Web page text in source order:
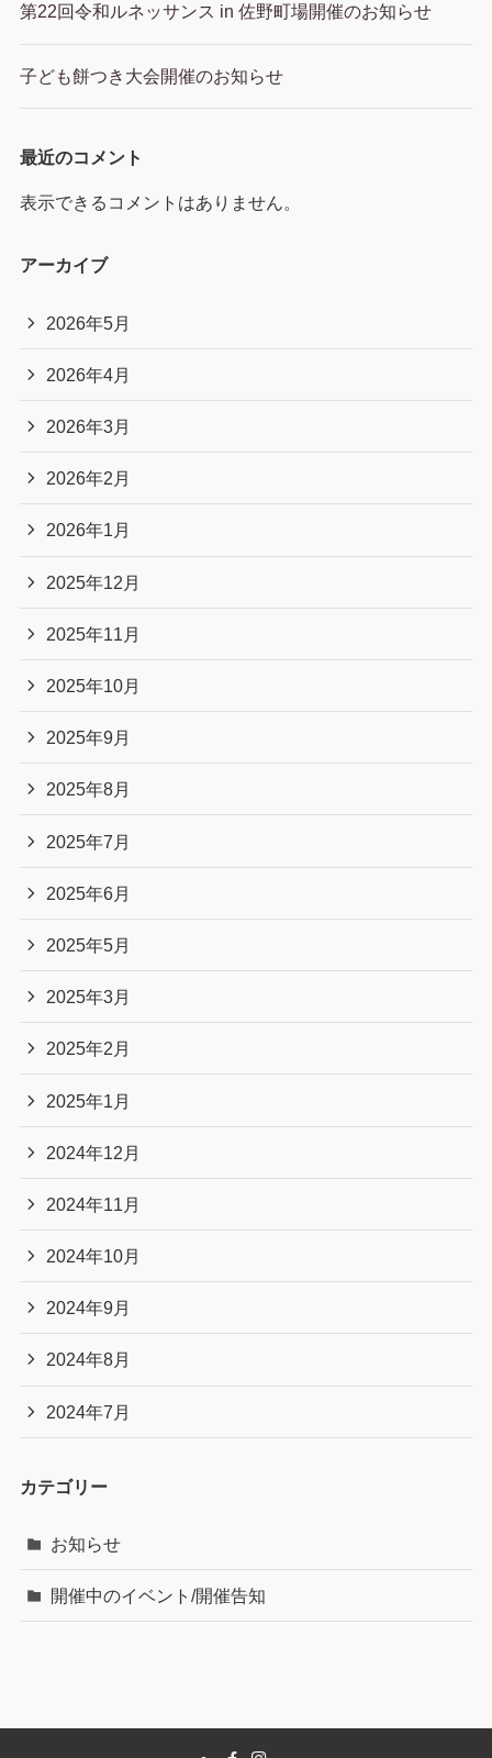
第22回令和ルネッサンス in 佐野町場開催のお知らせ
子ども餅つき大会開催のお知らせ
最近のコメント
表示できるコメントはありません。
アーカイブ
2026年5月
2026年4月
2026年3月
2026年2月
2026年1月
2025年12月
2025年11月
2025年10月
2025年9月
2025年8月
2025年7月
2025年6月
2025年5月
2025年3月
2025年2月
2025年1月
2024年12月
2024年11月
2024年10月
2024年9月
2024年8月
2024年7月
カテゴリー
お知らせ
開催中のイベント/開催告知